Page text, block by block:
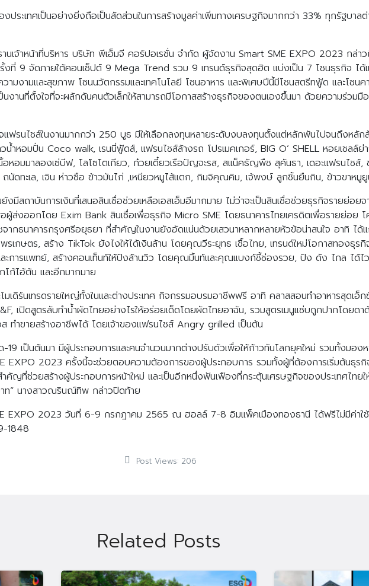
งประเทศเป็นอย่างยิ่งถือเป็นสัดส่วนในการสร้างมูลค่าเพิ่มทางเศรษฐกิจมากกว่า 33% ทุกรัฐบา
จ้าหน้าที่บริหาร บริษัท พีเอ็มจี คอร์ปอเรชั่น จำกัด ผู้จัดงาน Smart SME EXPO 2023 กล่าว
ที่ 9 จัดภายใต้คอนเซ็ปต์ 9 Mega Trend รวม 9 เทรนด์ธุรกิจสุดฮิต แบ่งเป็น 7 โซนธุรกิจ ได้
ามงามและสุขภาพ โซนนวัตกรรมและเทคโนโลยี โซนอาหาร และพิเศษปีนี้มีโซนสตรีทฟู้ด และโซนค
านที่ตั้งใจที่จะผลักดันคนตัวเล็กให้สามารถมีโอกาสสร้างธุรกิจของตนเองขึ้นมา ด้วยความร่วมมื
ฟรนไชส์ในงานมากกว่า 250 บูธ มีให้เลือกลงทุนหลายระดับงบลงทุนตั้งแต่หลักพันไปจนถึงหลัก
น้ำหอมปั่น Coco walk, เรนนี่ฟู้ดส์, แฟรนไชส์ล้างรถ โปรเมคเกอร์, BIG O’ SHELL หอยเชลล์ย่
หอมมาลองเซ่บีฟ, โลโซโตเกียว, ก๋วยเตี๋ยวเรือปัญจะรส, สแน็คธัญพืช สุคันธา, เดอะแฟรนไชส์,
ดทะเล, เจิน ห่าวชือ ข้าวมันไก่ ,เหนียวหมูไส้แตก, กิมจิคุณคิม, เจ้พงษ์ ลูกชิ้นยืนกิน, ข้าวขาหมู
งมีสถาบันการเงินที่เสนอสินเชื่อช่วยเหลือเอสเอ็มอีมากมาย ไม่ว่าจะเป็นสินเชื่อช่วยธุรกิจรายย่อย
ส่งออกโดย Exim Bank สินเชื่อเพื่อธุรกิจ Micro SME โดยธนาคารไทยเครดิตเพื่อรายย่อย โ
ากธนาคารกรุงศรีอยุธยา ที่สำคัญในงานยังอัดแน่นด้วยเสวนาหลากหลายหัวข้อน่าสนใจ อาทิ ไ
เกษตร, สร้าง TikTok ยังไงให้ได้เงินล้าน โดยคุณวีระยุทธ เชื้อไทย, เทรนด์ใหม่โอกาสทองธุร
การแพทย์, สร้างคอนเท็นท์ให้ปังล้านวิว โดยคุณมิ้นท์และคุณแบงก์ชี้ช่องรวย, ปัง ดัง ไกล ได้ไ
ก้ไอ้ต้น และอีกมากมาย
มเดิร์นเทรดรายใหญ่ทั้งในและต่างประเทศ กิจกรรมอบรมอาชีพฟรี อาทิ คลาสสอนทำอาหารสุดเ
เปิดสูตรลับทำน้ำผัดไทยอย่างไรให้อร่อยเด็ดโดยผัดไทยอาฉัน, รวมสูตรเมนูแซ่บถูกปากโดยดา
ทำขายสร้างอาชีพได้ โดยเจ้าของแฟรนไชส์ Angry grilled เป็นต้น
19 เป็นต้นมา มีผู้ประกอบการและคนจำนวนมากต่างปรับตัวเพื่อให้ก้าวทันโลกยุคใหม่ รวมทั้งมอง
EXPO 2023 ครั้งนี้จะช่วยตอบความต้องการของผู้ประกอบการ รวมทั้งผู้ที่ต้องการเริ่มต้นธุรกิ
คัญที่ช่วยสร้างผู้ประกอบการหน้าใหม่ และเป็นอีกหนึ่งฟันเฟืองที่กระตุ้นเศรษฐกิจของประเทศไทย
าท” นางสาวณรินณ์ทิพ กล่าวปิดท้าย
EXPO 2023 วันที่ 6-9 กรกฎาคม 2565 ณ ฮอลล์ 7-8 อิมแพ็คเมืองทองธานี ได้ฟรีไม่มีค่าใช้
1848
Post Views: 206
Related Posts